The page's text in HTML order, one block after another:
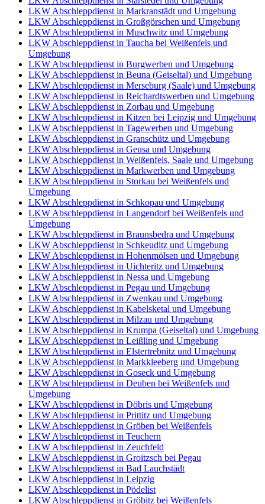
LKW Abschleppdienst in Markranstädt und Umgebung
LKW Abschleppdienst in Großgörschen und Umgebung
LKW Abschleppdienst in Muschwitz und Umgebung
LKW Abschleppdienst in Taucha bei Weißenfels und
Umgebung
LKW Abschleppdienst in Burgwerben und Umgebung
LKW Abschleppdienst in Beuna (Geiseltal) und Umgebung
LKW Abschleppdienst in Merseburg (Saale) und Umgebung
LKW Abschleppdienst in Reichardtswerben und Umgebung
LKW Abschleppdienst in Zorbau und Umgebung
LKW Abschleppdienst in Kitzen bei Leipzig und Umgebung
LKW Abschleppdienst in Tagewerben und Umgebung
LKW Abschleppdienst in Granschütz und Umgebung
LKW Abschleppdienst in Geusa und Umgebung
LKW Abschleppdienst in Weißenfels, Saale und Umgebung
LKW Abschleppdienst in Markwerben und Umgebung
LKW Abschleppdienst in Storkau bei Weißenfels und
Umgebung
LKW Abschleppdienst in Schkopau und Umgebung
LKW Abschleppdienst in Langendorf bei Weißenfels und
Umgebung
LKW Abschleppdienst in Braunsbedra und Umgebung
LKW Abschleppdienst in Schkeuditz und Umgebung
LKW Abschleppdienst in Hohenmölsen und Umgebung
LKW Abschleppdienst in Uichteritz und Umgebung
LKW Abschleppdienst in Nessa und Umgebung
LKW Abschleppdienst in Pegau und Umgebung
LKW Abschleppdienst in Zwenkau und Umgebung
LKW Abschleppdienst in Kabelsketal und Umgebung
LKW Abschleppdienst in Milzau und Umgebung
LKW Abschleppdienst in Krumpa (Geiseltal) und Umgebung
LKW Abschleppdienst in Leißling und Umgebung
LKW Abschleppdienst in Elstertrebnitz und Umgebung
LKW Abschleppdienst in Markkleeberg und Umgebung
LKW Abschleppdienst in Goseck und Umgebung
LKW Abschleppdienst in Deuben bei Weißenfels und
Umgebung
LKW Abschleppdienst in Döbris und Umgebung
LKW Abschleppdienst in Prittitz und Umgebung
LKW Abschleppdienst in Gröben bei Weißenfels
LKW Abschleppdienst in Teuchern
LKW Abschleppdienst in Zeuchfeld
LKW Abschleppdienst in Groitzsch bei Pegau
LKW Abschleppdienst in Bad Lauchstädt
LKW Abschleppdienst in Leipzig
LKW Abschleppdienst in Pödelist
LKW Abschleppdienst in Gröbitz bei Weißenfels